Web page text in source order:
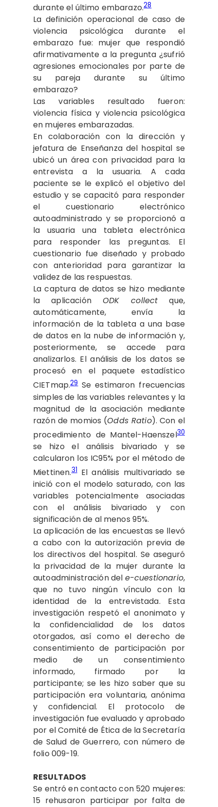
durante el último embarazo.28
La definición operacional de caso de
violencia psicológica durante el
embarazo fue: mujer que respondió
afirmativamente a la pregunta ¿sufrió
agresiones emocionales por parte de
su pareja durante su último
embarazo?
Las variables resultado fueron:
violencia física y violencia psicológica
en mujeres embarazadas.
En colaboración con la dirección y
jefatura de Enseñanza del hospital se
ubicó un área con privacidad para la
entrevista a la usuaria. A cada
paciente se le explicó el objetivo del
estudio y se capacitó para responder
el cuestionario electrónico
autoadministrado y se proporcionó a
la usuaria una tableta electrónica
para responder las preguntas. El
cuestionario fue diseñado y probado
con anterioridad para garantizar la
validez de las respuestas.
La captura de datos se hizo mediante
la aplicación ODK collect que,
automáticamente, envía la
información de la tableta a una base
de datos en la nube de información y,
posteriormente, se accede para
analizarlos. El análisis de los datos se
procesó en el paquete estadístico
CIETmap.29Se estimaron frecuencias
simples de las variables relevantes y la
magnitud de la asociación mediante
razón de momios (Odds Ratio). Con el
procedimiento de Mantel-Haenszel30
se hizo el análisis bivariado y se
calcularon los IC95% por el método de
Miettinen.31El análisis multivariado se
inició con el modelo saturado, con las
variables potencialmente asociadas
con el análisis bivariado y con
significación de al menos 95%.
La aplicación de las encuestas se llevó
a cabo con la autorización previa de
los directivos del hospital. Se aseguró
la privacidad de la mujer durante la
autoadministración del e-cuestionario,
que no tuvo ningún vínculo con la
identidad de la entrevistada. Esta
investigación respetó el anonimato y
la confidencialidad de los datos
otorgados, así como el derecho de
consentimiento de participación por
medio de un consentimiento
informado, firmado por la
participante; se les hizo saber que su
participación era voluntaria, anónima
y confidencial. El protocolo de
investigación fue evaluado y aprobado
por el Comité de Ética de la Secretaría
de Salud de Guerrero, con número de
folio 009-19.
RESULTADOS
Se entró en contacto con 520 mujeres:
15 rehusaron participar por falta de